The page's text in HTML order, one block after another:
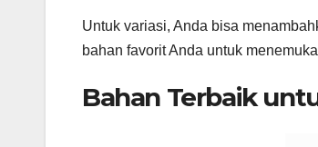
Untuk variasi, Anda bisa
bahan favorit Anda untuk
Bahan Terbaik